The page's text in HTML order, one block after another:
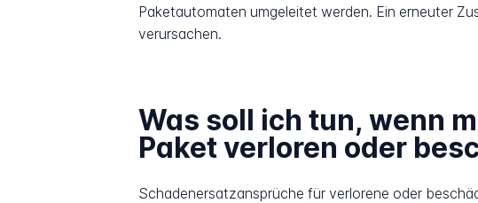
Paketautomaten umgeleitet werden. Ein erneuter
verursachen.
Was soll ich tun, wenn
Paket verloren oder
Schadenersatzansprüche für verlorene oder